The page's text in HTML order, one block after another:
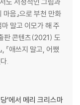
음』으로 부천 만화
말고 이모가 해 주
판 콘텐츠(2021) 도
, 『애쓰지 말고, 어쨌
.
’에서 메리 크리스마